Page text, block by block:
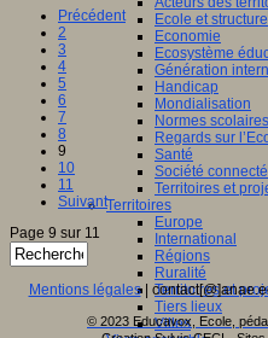
Ecole et structure
Economie
Ecosystème
Génération
Handicap
Mondialisation
Normes scolaires
Regards sur
Santé
Société
Territoires et
Territoires
Europe
International
Régions
Ruralité
Territoires et
Tiers lieux
Villes
Précédent
2
3
4
5
6
7
8
9
10
11
Suivant
Page 9 sur 11
Mentions légales|
© 2023 Educavox, Ecole,